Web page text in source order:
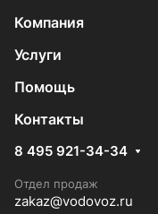
Компания
Услуги
Помощь
Контакты
8 495 921-34-34
Отдел продаж
zakaz@vodovoz.ru